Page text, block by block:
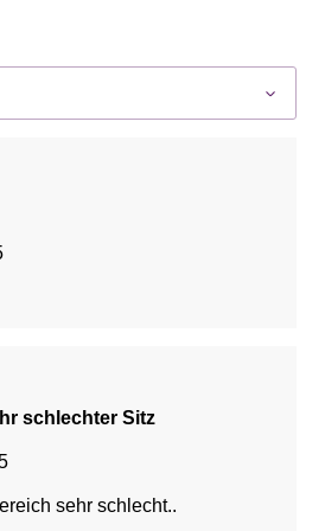
schlechter Sitz
sehr schlecht..